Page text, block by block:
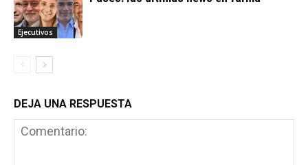
Ejecutivos
DEJA UNA RESPUESTA